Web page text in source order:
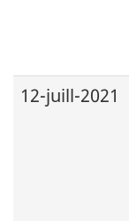
12-juill-2021